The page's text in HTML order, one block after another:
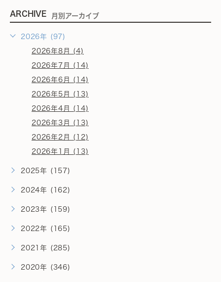
ARCHIVE 月別アーカイブ
2026年 (97)
2026年8月 (4)
2026年7月 (14)
2026年6月 (14)
2026年5月 (13)
2026年4月 (14)
2026年3月 (13)
2026年2月 (12)
2026年1月 (13)
2025年 (157)
2024年 (162)
2023年 (159)
2022年 (165)
2021年 (285)
2020年 (346)